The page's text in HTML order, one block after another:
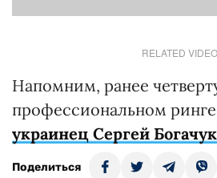
RELATED VIDEO
Напомним, ранее
профессиональном
украинец Сергей Богачук
Поделиться